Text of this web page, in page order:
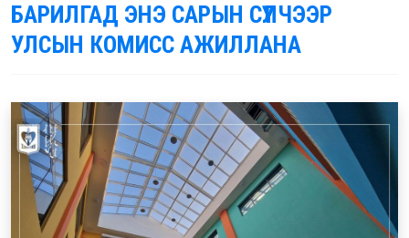
БАРИЛГАД ЭНЭ САРЫН СҮҮЛЧЭЭР
УЛСЫН КОМИСС АЖИЛЛАНА